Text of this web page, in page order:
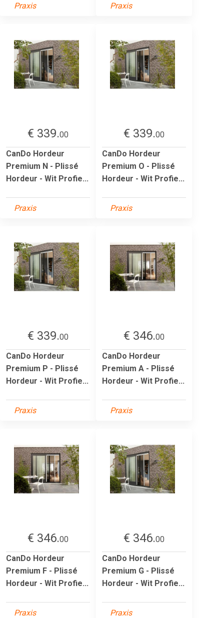
Praxis Praxis
€ 339.00
CanDo Hordeur
Premium N - Plissé
Hordeur - Wit Profie...
Praxis
€ 339.00
CanDo Hordeur
Premium O - Plissé
Hordeur - Wit Profie...
Praxis
€ 339.00
CanDo Hordeur
Premium P - Plissé
Hordeur - Wit Profie...
Praxis
€ 346.00
CanDo Hordeur
Premium A - Plissé
Hordeur - Wit Profie...
Praxis
€ 346.00
CanDo Hordeur
Premium F - Plissé
Hordeur - Wit Profie...
Praxis
€ 346.00
CanDo Hordeur
Premium G - Plissé
Hordeur - Wit Profie...
Praxis